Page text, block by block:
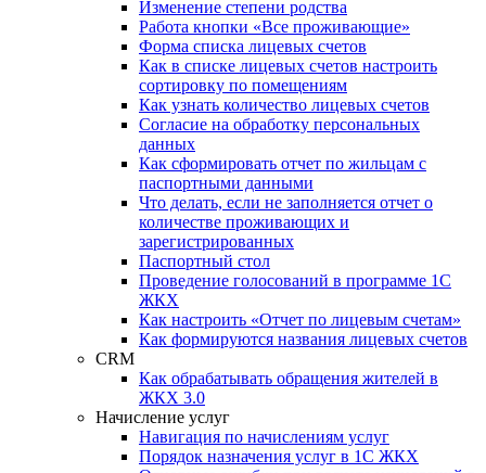
Изменение степени родства
Работа кнопки «Все проживающие»
Форма списка лицевых счетов
Как в списке лицевых счетов настроить
сортировку по помещениям
Как узнать количество лицевых счетов
Согласие на обработку персональных
данных
Как сформировать отчет по жильцам с
паспортными данными
Что делать, если не заполняется отчет о
количестве проживающих и
зарегистрированных
Паспортный стол
Проведение голосований в программе 1С
ЖКХ
Как настроить «Отчет по лицевым счетам»
Как формируются названия лицевых счетов
CRM
Как обрабатывать обращения жителей в
ЖКХ 3.0
Начисление услуг
Навигация по начислениям услуг
Порядок назначения услуг в 1С ЖКХ